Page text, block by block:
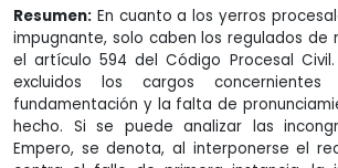
Resumen: En cuanto a los yerros
impugnante, solo caben los regulados de
el artículo 594 del Código Procesal
excluidos los cargos
fundamentación y la falta de
hecho. Si se puede analizar las
Empero, se denota, al interponerse el